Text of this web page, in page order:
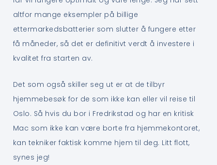
altfor mange eksempler på billige
ettermarkedsbatterier som slutter å fungere etter
få måneder, så det er definitivt verdt å investere i
kvalitet fra starten av.
Det som også skiller seg ut er at de tilbyr
hjemmebesøk for de som ikke kan eller vil reise til
Oslo. Så hvis du bor i Fredrikstad og har en kritisk
Mac som ikke kan være borte fra hjemmekontoret,
kan tekniker faktisk komme hjem til deg. Litt flott,
synes jeg!